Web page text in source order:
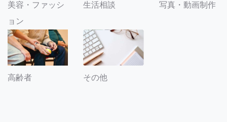
美容・ファッシ
ョン
生活相談 写真・動画制作
高齢者 その他